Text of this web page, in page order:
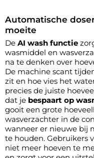
Automatische
moeite
De AI wash functie
wasmiddel en
na te denken over
De machine scant
zit en hoe vies het
precies de juiste
dat je bespaart op
gooit een grote
wasverzachter in de
wanneer er nieuwe bij
te houden. Gebruikers
niet meer hoeven te